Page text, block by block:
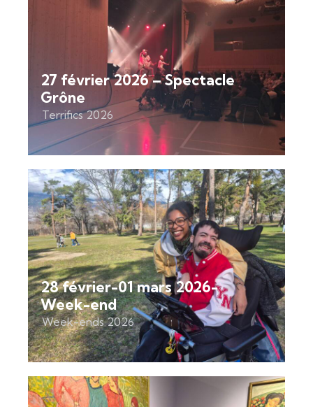
27 février 2026 – Spectacle
Grône
Terrifics 2026
28 février-01 mars 2026-
Week-end
Week-ends 2026